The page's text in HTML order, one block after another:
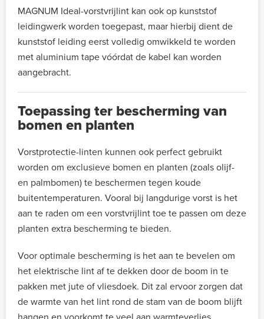
MAGNUM Ideal-vorstvrijlint kan ook op kunststof
leidingwerk worden toegepast, maar hierbij dient de
kunststof leiding eerst volledig omwikkeld te worden
met aluminium tape vóórdat de kabel kan worden
aangebracht.
Toepassing ter bescherming van
bomen en planten
Vorstprotectie-linten kunnen ook perfect gebruikt
worden om exclusieve bomen en planten (zoals olijf-
en palmbomen) te beschermen tegen koude
buitentemperaturen. Vooral bij langdurige vorst is het
aan te raden om een vorstvrijlint toe te passen om deze
planten extra bescherming te bieden.
Voor optimale bescherming is het aan te bevelen om
het elektrische lint af te dekken door de boom in te
pakken met jute of vliesdoek. Dit zal ervoor zorgen dat
de warmte van het lint rond de stam van de boom blijft